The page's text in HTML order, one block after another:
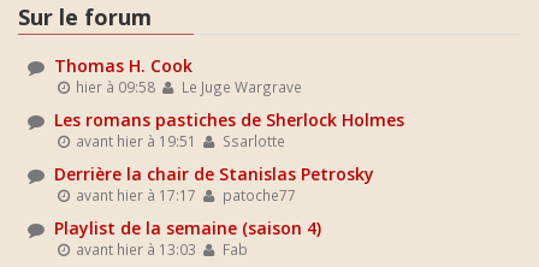
Sur le forum
Thomas H. Cook
hier à 09:58 Le Juge Wargrave
Les romans pastiches de Sherlock Holmes
avant hier à 19:51 Ssarlotte
Derrière la chair de Stanislas Petrosky
avant hier à 17:17 patoche77
Playlist de la semaine (saison 4)
avant hier à 13:03 Fab